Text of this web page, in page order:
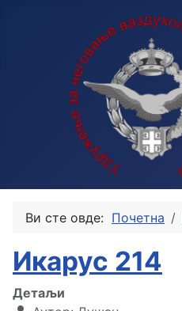
Ви сте овде: Почетна
Икарус 214
Детаљи